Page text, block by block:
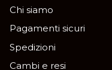
Chi siamo
Pagamenti sicuri
Spedizioni
Cambi e resi